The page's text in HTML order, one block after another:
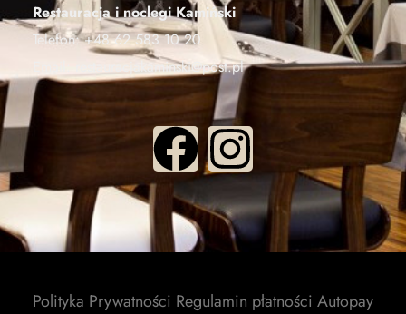
Restauracja i noclegi Kamiński
Telefon:+48 62 583 10 20
restauracjakaminski@post.pl
Polityka Prywatności Regulamin płatności Autopay